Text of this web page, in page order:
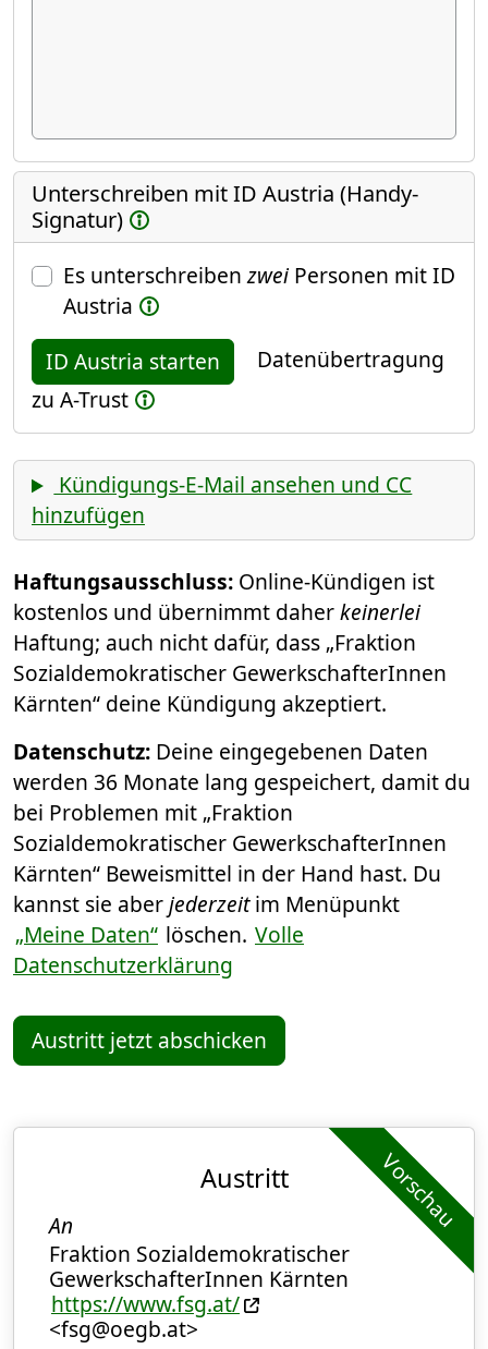
Unterschreiben mit ID Austria (Handy-
Signatur)
Es unterschreibenzweiPersonen mit ID
Austria
ID Austria starten
Datenübertragung
zu A-Trust
Kündigungs-E-Mail ansehen und CC
hinzufügen
Haftungsausschluss: Online-Kündigen ist
kostenlos und übernimmt daherkeinerlei
Haftung; auch nicht dafür, dass „Fraktion
Sozialdemokratischer GewerkschafterInnen
Kärnten“ deine Kündigung akzeptiert.
Datenschutz: Deine eingegebenen Daten
werden 36 Monate lang gespeichert, damit du
bei Problemen mit „Fraktion
Sozialdemokratischer GewerkschafterInnen
Kärnten“ Beweismittel in der Hand hast. Du
kannst sie aberjederzeitim Menüpunkt
„Meine Daten“ löschen. Volle
Datenschutzerklärung
Austritt jetzt abschicken
Vorschau
Austritt
An
Fraktion Sozialdemokratischer
GewerkschafterInnen Kärnten
https://www.fsg.at/
<fsg@oegb.at>